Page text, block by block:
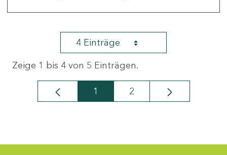
4 Einträge
Zeige 1 bis 4 von 5 Einträgen.
Seite
1 Seite
2